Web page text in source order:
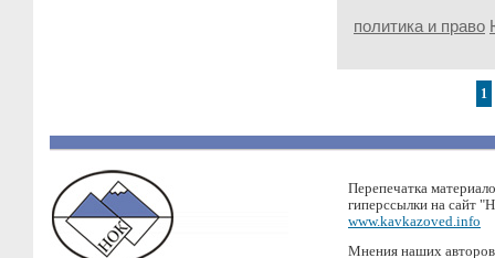
политика и право
1
Перепечатка
гиперссылки на сайт
www.kavkazoved.info
Мнения наших авторов